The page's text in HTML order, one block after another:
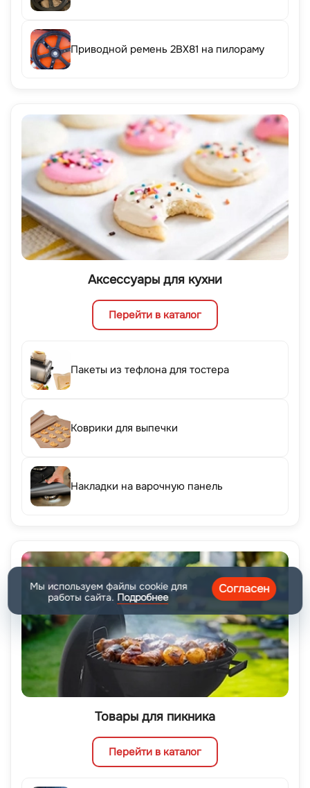
Приводной ремень 2BX81 на пилораму
Аксессуары для кухни
Перейти в каталог
Пакеты из тефлона для тостера
Коврики для выпечки
Накладки на варочную панель
Товары для пикника
Перейти в каталог
Мы используем файлы cookie для
работы сайта. Подробнее
Согласен